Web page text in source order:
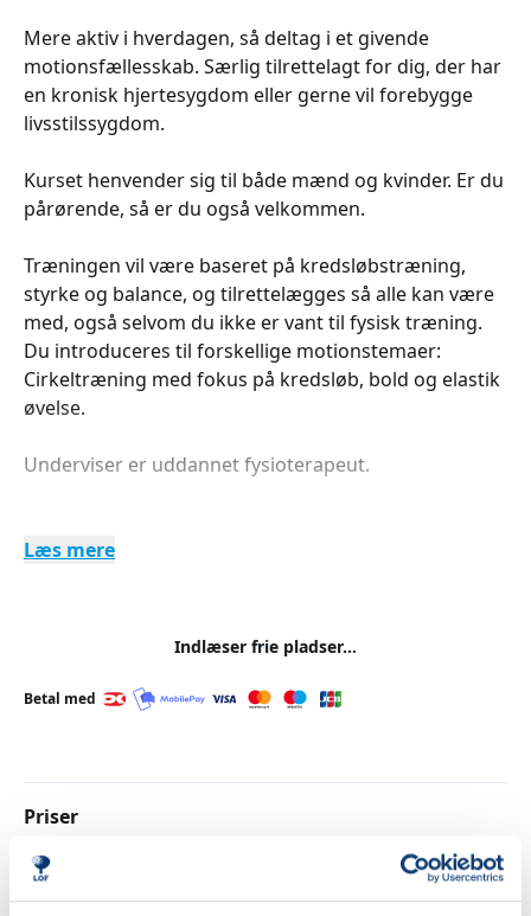
Mere aktiv i hverdagen, så deltag i et givende
motionsfællesskab. Særlig tilrettelagt for dig, der har
en kronisk hjertesygdom eller gerne vil forebygge
livsstilssygdom.
Kurset henvender sig til både mænd og kvinder. Er du
pårørende, så er du også velkommen.
Træningen vil være baseret på kredsløbstræning,
styrke og balance, og tilrettelægges så alle kan være
med, også selvom du ikke er vant til fysisk træning.
Du introduceres til forskellige motionstemaer:
Cirkeltræning med fokus på kredsløb, bold og elastik
øvelse.
Underviser er uddannet fysioterapeut.
Læs mere
Indlæser frie pladser...
Betal med
Priser
Almen
DKK 590,00